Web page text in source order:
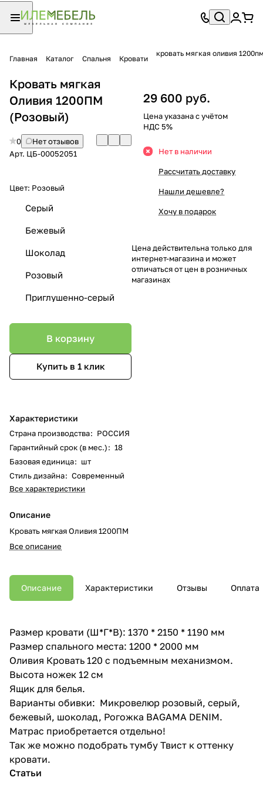
Главная Каталог Спальня Кровати
кровать мягкая оливия
Кровать мягкая
Оливия 1200ПМ
(Розовый)
0
Нет отзывов
Арт. ЦБ-00052051
Цвет: Розовый
Серый
Бежевый
Шоколад
Розовый
Приглушенно-серый
В корзину
Купить в 1 клик
Характеристики
Страна производства: РОССИЯ
Гарантийный срок (в мес.): 18
Базовая единица: шт
Стиль дизайна: Современный
Все характеристики
Описание
Кровать мягкая Оливия 1200ПМ
Все описание
29 600 руб.
Цена указана с учётом
НДС 5%
Нет в наличии
Рассчитать доставку
Нашли дешевле?
Хочу в подарок
Цена действительна только для
интернет-магазина и может
отличаться от цен в розничных
магазинах
Описание Характеристики Отзывы Оплата
Размер кровати (Ш*Г*В): 1370 * 2150 * 1190 мм
Размер спального места: 1200 * 2000 мм
Оливия Кровать 120 с подъемным механизмом.
Высота ножек 12 см
Ящик для белья.
Варианты обивки: Микровелюр розовый, серый,
бежевый, шоколад, Рогожка BAGAMA DENIM.
Матрас приобретается отдельно!
Так же можно подобрать тумбу Твист к оттенку
кровати.
Статьи